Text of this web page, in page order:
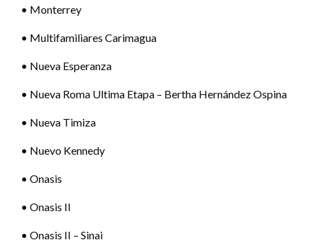
• Monterrey
• Multifamiliares Carimagua
• Nueva Esperanza
• Nueva Roma Ultima Etapa – Bertha Hernández Ospina
• Nueva Timiza
• Nuevo Kennedy
• Onasis
• Onasis II
• Onasis II – Sinai